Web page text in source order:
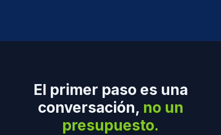
El primer paso es una
conversación, no un
presupuesto.